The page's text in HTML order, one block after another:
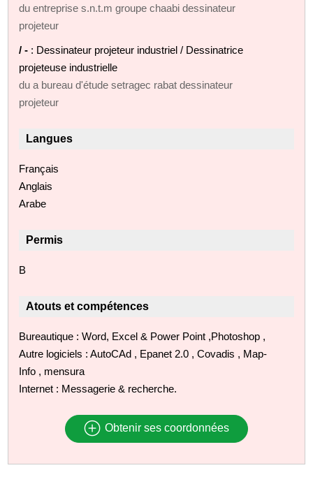
du entreprise s.n.t.m groupe chaabi dessinateur
projeteur
/ - : Dessinateur projeteur industriel / Dessinatrice
projeteuse industrielle
du a bureau d'étude setragec rabat dessinateur
projeteur
Langues
Français
Anglais
Arabe
Permis
B
Atouts et compétences
Bureautique : Word, Excel & Power Point ,Photoshop ,
Autre logiciels : AutoCAd , Epanet 2.0 , Covadis , Map-
Info , mensura
Internet : Messagerie & recherche.
Obtenir ses coordonnées